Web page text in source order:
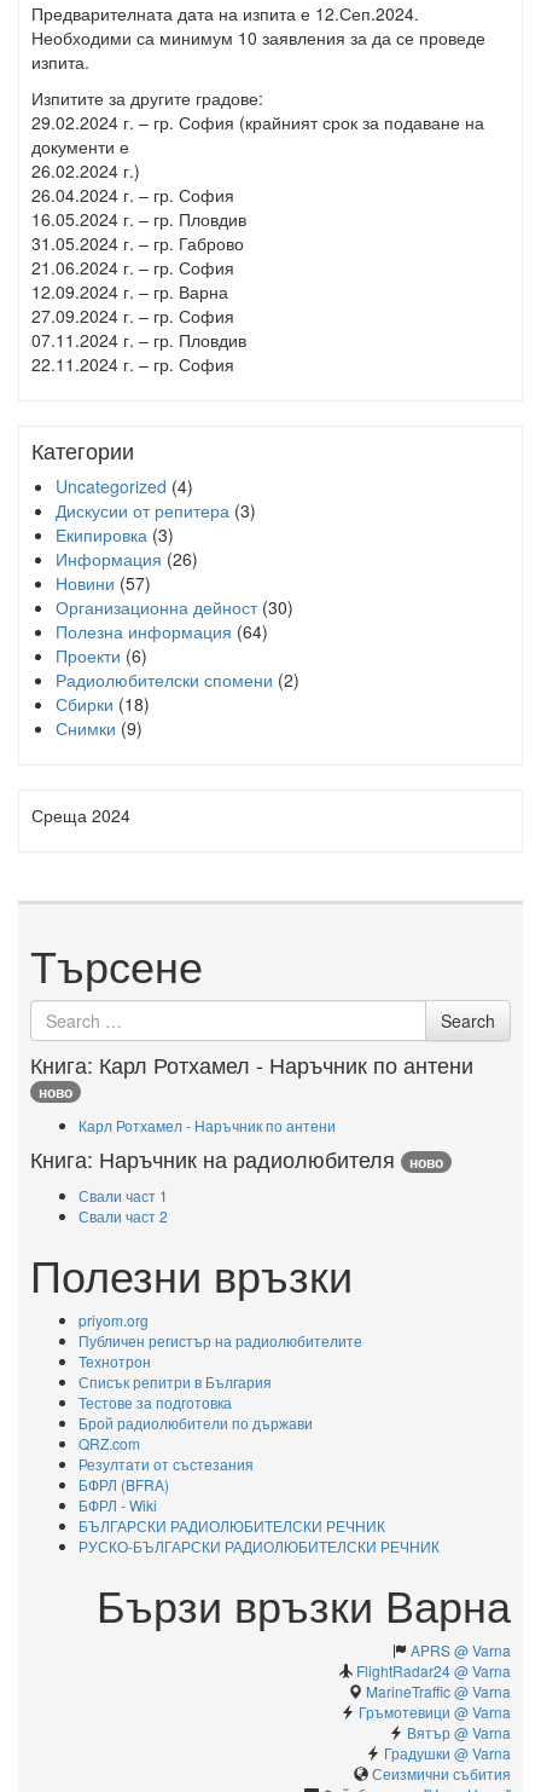
Предварителната дата на изпита е 12.Сеп.2024.
Необходими са минимум 10 заявления за да се проведе
изпита.
Изпитите за другите градове:
29.02.2024 г. – гр. София (крайният срок за подаване на
документи е
26.02.2024 г.)
26.04.2024 г. – гр. София
16.05.2024 г. – гр. Пловдив
31.05.2024 г. – гр. Габрово
21.06.2024 г. – гр. София
12.09.2024 г. – гр. Варна
27.09.2024 г. – гр. София
07.11.2024 г. – гр. Пловдив
22.11.2024 г. – гр. София
Категории
Uncategorized (4)
Дискусии от репитера (3)
Екипировка (3)
Информация (26)
Новини (57)
Организационна дейност(30)
Полезна информация (64)
Проекти (6)
Радиолюбителски спомени (2)
Сбирки (18)
Снимки (9)
Среща 2024
Търсене
Search
for
Search
Книга: Карл Ротхамел - Наръчник по антени
ново
Карл Ротхамел - Наръчник по антени
Книга: Наръчник на радиолюбителя ново
Свали част 1
Свали част 2
Полезни връзки
priyom.org
Публичен регистър на радиолюбителите
Технотрон
Списък репитри в България
Тестове за подготовка
Брой радиолюбители по държави
QRZ.com
Резултати от състезания
БФРЛ (BFRA)
БФРЛ - Wiki
БЪЛГАРСКИ РАДИОЛЮБИТЕЛСКИ РЕЧНИК
РУСКО-БЪЛГАРСКИ РАДИОЛЮБИТЕЛСКИ РЕЧНИК
Бързи връзки Варна
APRS @ Varna
FlightRadar24 @ Varna
MarineTraffic @ Varna
Гръмотевици @ Varna
Вятър @ Varna
Градушки @ Varna
Сеизмични събития